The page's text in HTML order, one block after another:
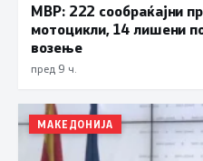
МВР: 222 сообраќајни
мотоцикли, 14 лишени
возење
пред 9 ч.
МАКЕДОНИЈА